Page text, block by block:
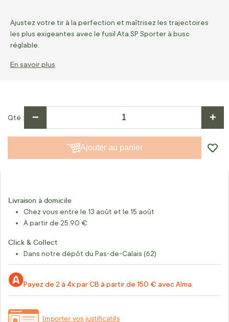
Ajustez votre tir à la perfection et maîtrisez les trajectoires
les plus exigeantes avec le fusil Ata SP Sporter à busc
réglable.
En savoir plus
Qté − +
Ajouter au panier
Livraison à domicile
Chez vous entre le 13 août et le 15 août
À partir de 25,90 €
Click & Collect
Dans notre dépôt du Pas-de-Calais (62)
Payez de 2 à 4x par CB à partir de 150 € avec Alma.
Importer vos justificatifs